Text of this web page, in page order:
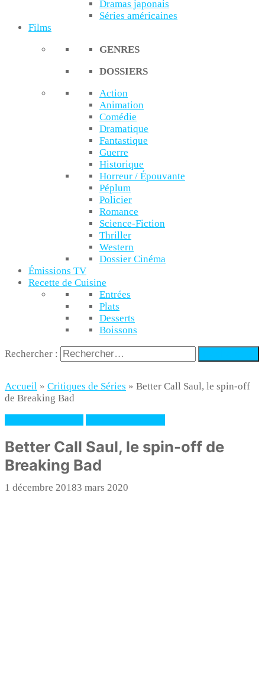
Dramas japonais
Séries américaines
Films
GENRES
DOSSIERS
Action
Animation
Comédie
Dramatique
Fantastique
Guerre
Historique
Horreur / Épouvante
Péplum
Policier
Romance
Science-Fiction
Thriller
Western
Dossier Cinéma
Émissions TV
Recette de Cuisine
Entrées
Plats
Desserts
Boissons
Rechercher :
Accueil » Critiques de Séries » Better Call Saul, le spin-off
de Breaking Bad
Better Call Saul, le spin-off de
Breaking Bad
1 décembre 20183 mars 2020